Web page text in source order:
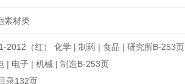
素材类
2012（红） 化学 | 制药 | 食品 | 研究所B-253页
| 电子 | 机械 | 制造B-253页
录132页